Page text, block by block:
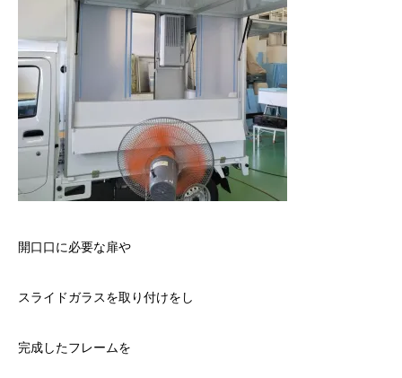
開口口に必要な扉や
スライドガラスを取り付けをし
完成したフレームを